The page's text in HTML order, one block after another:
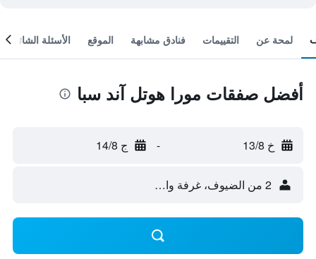
لمحة عن التقييمات فنادق مشابهة الموقع الأسئلة الشائعة
أفضل صفقات مورا هوتل آند سبا
خ 13/8 - ج 14/8
2 من الضيوف، غرفة واحدة